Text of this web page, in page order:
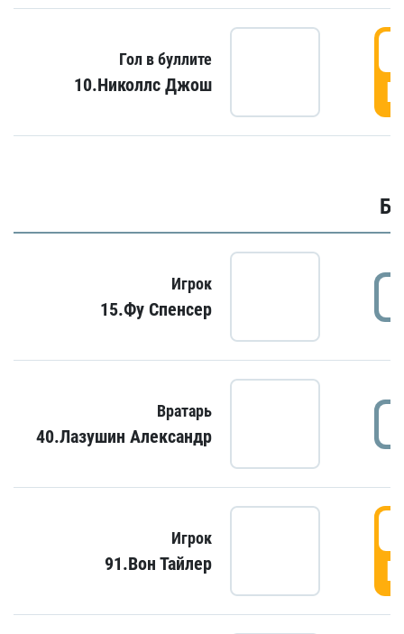
Гол в буллите
10.Николлс Джош
Игрок
15.Фу Спенсер
Вратарь
40.Лазушин Александр
Игрок
91.Вон Тайлер